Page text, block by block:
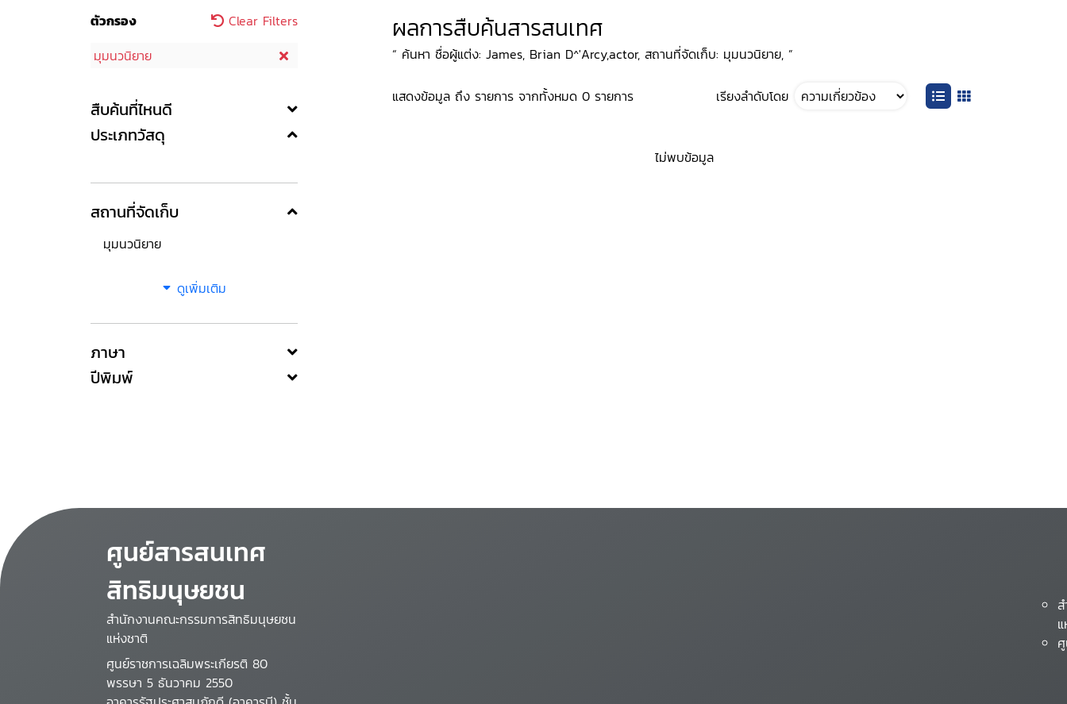
ตัวกรอง
Clear Filters
มุมนวนิยาย
สืบค้นที่ไหนดี
ประเภทวัสดุ
สถานที่จัดเก็บ
มุมนวนิยาย
ดูเพิ่มเติม
ภาษา
ปีพิมพ์
ผลการสืบค้นสารสนเทศ
“ ค้นหา ชื่อผู้แต่ง: James, Brian D^'Arcy,actor, สถานที่จัดเก็บ: มุมนวนิยาย, ”
แสดงข้อมูล ถึง รายการ จากทั้งหมด 0 รายการ เรียงลำดับโดย
ไม่พบข้อมูล
ศูนย์สารสนเทศ
สิทธิมนุษยชน
สำนักงานคณะกรรมการสิทธิมนุษยชน
แห่งชาติ
ศูนย์ราชการเฉลิมพระเกียรติ 80
พรรษา 5 ธันวาคม 2550